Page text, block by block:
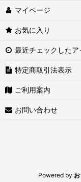
マイページ
お気に入り
最近チェックしたア
特定商取引法表示
ご利用案内
お問い合わせ
Powered by